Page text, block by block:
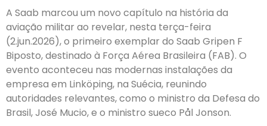
A Saab marcou um novo capítulo na história da
aviação militar ao revelar, nesta terça-feira
(2.jun.2026), o primeiro exemplar do Saab Gripen F
Biposto, destinado à Força Aérea Brasileira (FAB). O
evento aconteceu nas modernas instalações da
empresa em Linköping, na Suécia, reunindo
autoridades relevantes, como o ministro da Defesa do
Brasil, José Mucio, e o ministro sueco Pål Jonson.